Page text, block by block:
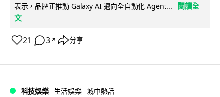
表示，品牌正推動 Galaxy AI 邁向全自動化 Agent...
閱讀全
文
21 3 ↗ 分享
科技娛樂 生活娛樂 城中熱話